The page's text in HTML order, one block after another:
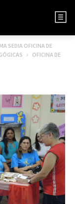
SEDIA OFICINA DE
OFICINA DE